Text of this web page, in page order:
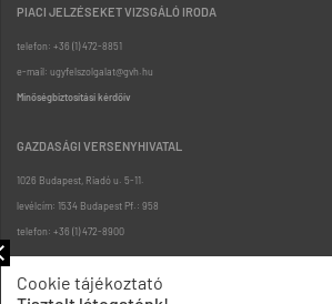
PIACI JELZÉSEKET VIZSGÁLÓ IRODA
telefon: +36 (1) 472-8851
e-mail: ugyfelszolgalat@gvh.hu
Minőségbiztosítási kérdőív
GAZDASÁGI VERSENYHIVATAL
1026 Budapest, Riadó u. 5-11.
levélcím: 1534 Budapest Pf.: 958
telefon: +36 (1) 472-8900
Cookie tájékoztató